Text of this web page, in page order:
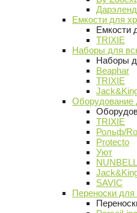
Дарэленд
Емкости для
Емкости
TRIXIE
Наборы для
Наборы
Beaphar
TRIXIE
Оборудование
TRIXIE
Рольф/
Protecto
Уют
NUNBELL
SAVIC
Переноски